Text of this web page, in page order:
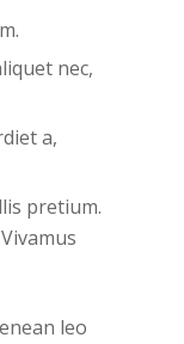
nec,
a,
pretium.
leo